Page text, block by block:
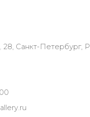
Санкт-Петербург,